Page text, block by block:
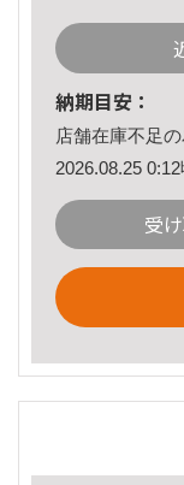
納期目安：
店舗在庫不足
2026.08.25
受